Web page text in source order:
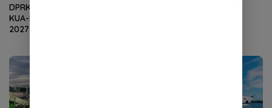
DPRK Terima Dokumen R-
KUA-PPAS APBK Banda Aceh
2027 dari Eksekutif